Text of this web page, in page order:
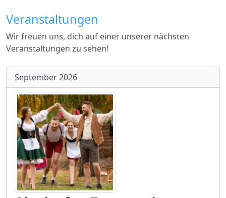
Veranstaltungen
Wir freuen uns, dich auf einer unserer nächsten
Veranstaltungen zu sehen!
September 2026